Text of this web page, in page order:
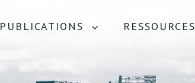
PUBLICATIONS RESSOURCES